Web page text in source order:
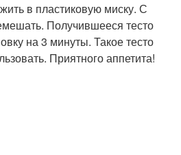
в пластиковую миску. С
Получившееся тесто
на 3 минуты. Такое тесто
Приятного аппетита!